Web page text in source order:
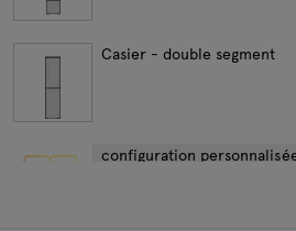
Casier - double segment
configuration